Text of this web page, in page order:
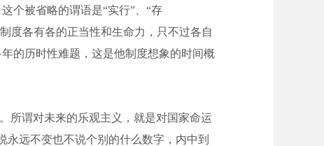
个被省略的谓语是“实行”、“存
度各有各的正当性和生命力，只不过各自
的历时性难题，这是他制度想象的时间概
所谓对未来的乐观主义，就是对国家命运
远不变也不说个别的什么数字，内中到